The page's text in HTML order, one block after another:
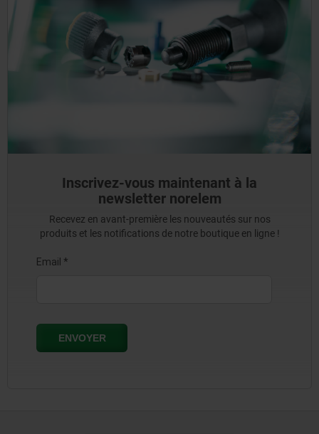
Inscrivez-vous maintenant à la
newsletter norelem
Recevez en avant-première les nouveautés sur nos
produits et les notifications de notre boutique en ligne !